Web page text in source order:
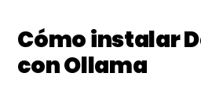
Cómo instalar
con Ollama